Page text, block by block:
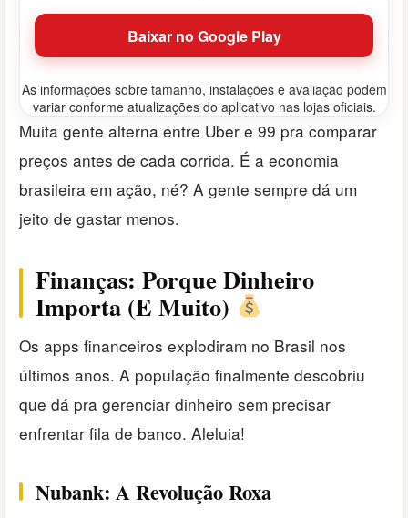
Baixar no Google Play
As informações sobre tamanho, instalações e avaliação podem
variar conforme atualizações do aplicativo nas lojas oficiais.
Muita gente alterna entre Uber e 99 pra comparar
preços antes de cada corrida. É a economia
brasileira em ação, né? A gente sempre dá um
jeito de gastar menos.
Finanças: Porque Dinheiro
Importa (E Muito)
Os apps financeiros explodiram no Brasil nos
últimos anos. A população finalmente descobriu
que dá pra gerenciar dinheiro sem precisar
enfrentar fila de banco. Aleluia!
Nubank: A Revolução Roxa